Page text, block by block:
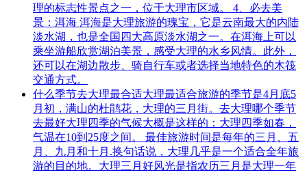
理的标志性景点之一，位于大理市区域。 4、必去美
景：洱海 洱海是大理旅游的瑰宝，它是云南最大的内陆
淡水湖，也是全国四大高原淡水湖之一。在洱海上可以
乘坐游船欣赏湖泊美景，感受大理的水乡风情。此外，
还可以在湖边散步、骑自行车或者选择当地特色的木筏
交通方式。
什么季节去大理最合适大理最适合旅游的季节是4月底5
月初，满山的杜鹃花，大理的三月街。去大理哪个季节
去最好大理四季的气候大概是这样的：大理四季如春，
气温在10到25度之间。 最佳旅游时间是每年的三月、五
月、九月和十月.换句话说，大理几乎是一个适合全年旅
游的目的地。大理三月好风光是指农历三月是大理一年